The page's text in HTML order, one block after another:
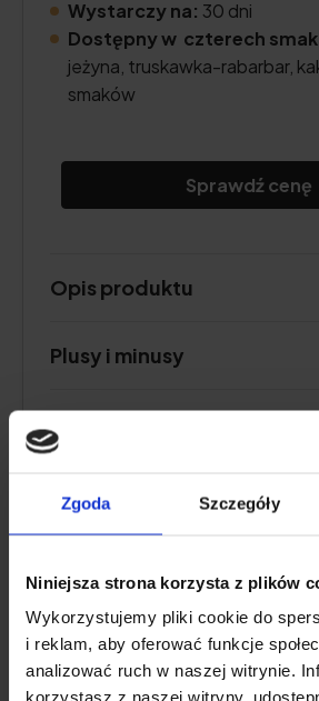
Zgoda Szczegóły
Niniejsza strona korzysta z plików
Wykorzystujemy pliki cookie do
i reklam, aby oferować funkcje
analizować ruch w naszej witrynie.
korzystasz z naszej witryny,
Wystarczy na: 30 dni
Dostępny w czterech
jeżyna, truskawka-rabarbar,
smaków
Sprawdź cenę
Opis produktu
Plusy i minusy
Opinia użytkownika
NAJLEPSZY OGÓŁEM
Natu.Care Kolagen